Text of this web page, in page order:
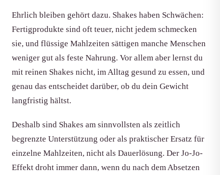
Ehrlich bleiben gehört dazu. Shakes haben Schwächen:
Fertigprodukte sind oft teuer, nicht jedem schmecken
sie, und flüssige Mahlzeiten sättigen manche Menschen
weniger gut als feste Nahrung. Vor allem aber lernst du
mit reinen Shakes nicht, im Alltag gesund zu essen, und
genau das entscheidet darüber, ob du dein Gewicht
langfristig hältst.
Deshalb sind Shakes am sinnvollsten als zeitlich
begrenzte Unterstützung oder als praktischer Ersatz für
einzelne Mahlzeiten, nicht als Dauerlösung. Der Jo-Jo-
Effekt droht immer dann, wenn du nach dem Absetzen